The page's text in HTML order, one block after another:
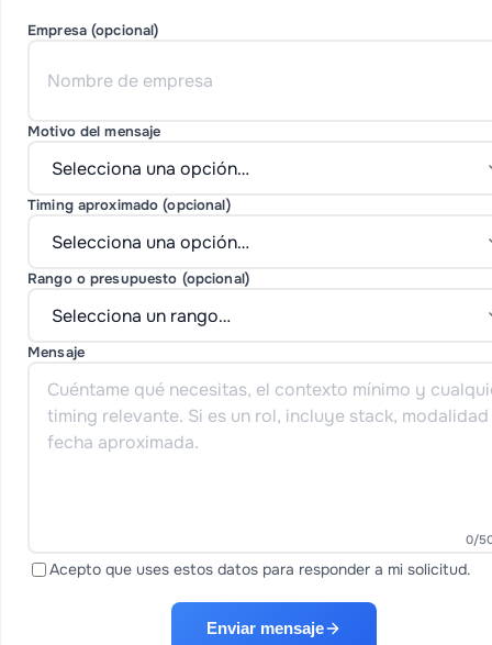
Empresa (opcional)
Motivo del mensaje
Timing aproximado (opcional)
Rango o presupuesto (opcional)
Mensaje
0/
Acepto que uses estos datos para responder a mi solicitud.
Enviar mensaje